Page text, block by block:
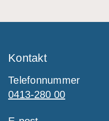
Kontakt
Telefonnummer
0413-280 00